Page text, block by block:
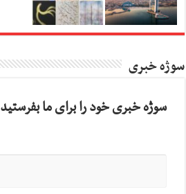
سوژه خبری
سوژه خبری خود را برای ما بفرستید